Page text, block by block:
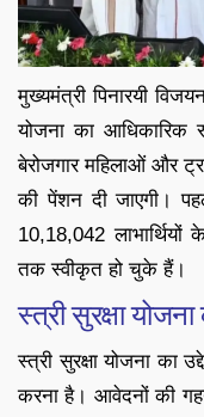
मुख्यमंत्री पिनारयी
योजना का
बेरोजगार महिलाओं और
की पेंशन दी जाएगी।
10,18,042
तक स्वीकृत हो चुके हैं।
स्त्री सुरक्षा
स्त्री सुरक्षा योजना का
करना है। आवेदनों की गहन